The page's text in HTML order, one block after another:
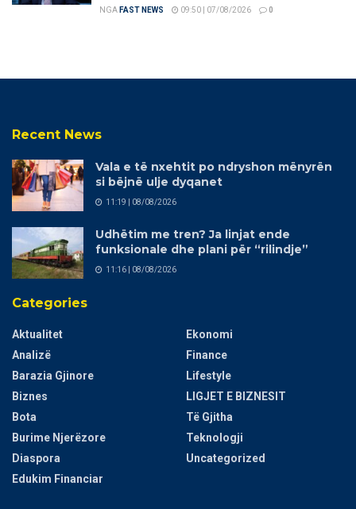
NGA FAST NEWS 09:50 | 07/08/2026 0
Recent News
Vala e të nxehtit po ndryshon mënyrën
si bëjnë ulje dyqanet
11:19 | 08/08/2026
Udhëtim me tren? Ja linjat ende
funksionale dhe plani për “rilindje”
11:16 | 08/08/2026
Categories
Aktualitet
Analizë
Barazia Gjinore
Biznes
Bota
Burime Njerëzore
Diaspora
Edukim Financiar
Ekonomi
Finance
Lifestyle
LIGJET E BIZNESIT
Të Gjitha
Teknologji
Uncategorized